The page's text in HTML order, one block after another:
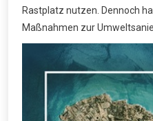
Rastplatz nutzen. Dennoch
Maßnahmen zur